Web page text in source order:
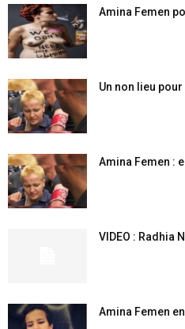
Amina Femen
Un non lieu
Amina Femen :
VIDEO : Radhia
Amina Femen